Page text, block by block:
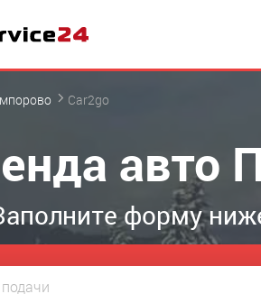
Car2go
авто
форму